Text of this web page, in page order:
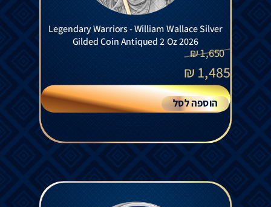
Legendary Warriors - William Wallace Silver
Gilded Coin Antiqued 2 Oz 2026
1,650
₪
1,485
₪
הוספה לסל